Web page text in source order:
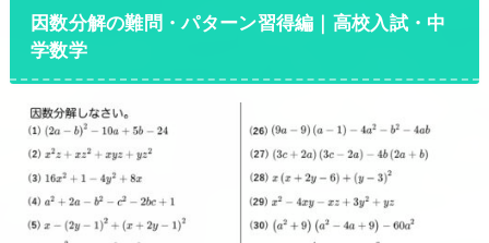
因数分解の難問・パターン習得編｜高校入試・中
学数学